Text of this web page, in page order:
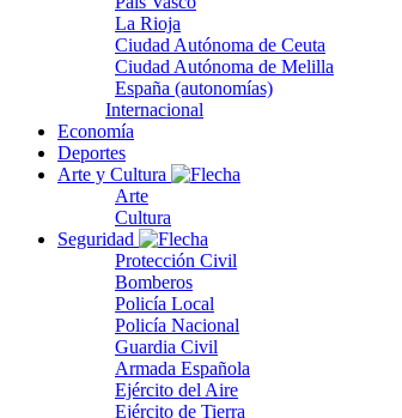
La Rioja
Ciudad Autónoma de Ceuta
Ciudad Autónoma de Melilla
España (autonomías)
Internacional
Economía
Deportes
Arte y Cultura
Arte
Cultura
Seguridad
Protección Civil
Bomberos
Policía Local
Policía Nacional
Guardia Civil
Armada Española
Ejército del Aire
Ejército de Tierra